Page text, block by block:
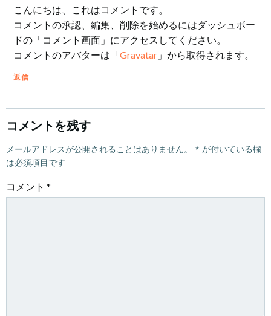
ゲ
ー
シ
こんにちは、これはコメントです。
コメントの承認、編集、削除を始めるにはダッシュボー
ドの「コメント画面」にアクセスしてください。
コメントのアバターは「Gravatar 」から取得されます。
返信
コメントを残す
メールアドレスが公開されることはありません。 * が付いている欄
は必須項目です
コメント *